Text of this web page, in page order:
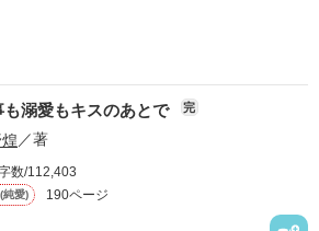
してしまった。
と知った哲平は
よう』と真っ直ぐに告げてきた。
好きという気持ちを隠すことなく
美桜がストーカー被害に
。
は同居を提案してきて――。
前の職場でうまくいかなかった梅田美
していたところ、日本人美青年と出会
限りの関係となる。
職場でワンナイトした美青年と再会。
ある財閥御曹司にも関わらず、一族を離
実業家、社内でも冷徹だと評判な社長
ったのだ――！
も溺愛もキスのあとで 完
／著
数/112,403
純愛) 190ページ